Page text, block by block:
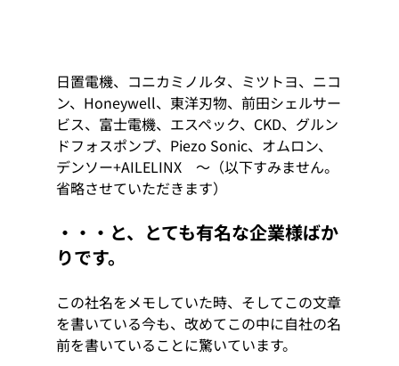
日置電機、コニカミノルタ、ミツトヨ、ニコ
ン、Honeywell、東洋刃物、前田シェルサー
ビス、富士電機、エスペック、CKD、グルン
ドフォスポンプ、Piezo Sonic、オムロン、
デンソー+AILELINX　～（以下すみません。
省略させていただきます）
・・・と、とても有名な企業様ばか
りです。
この社名をメモしていた時、そしてこの文章
を書いている今も、改めてこの中に自社の名
前を書いていることに驚いています。